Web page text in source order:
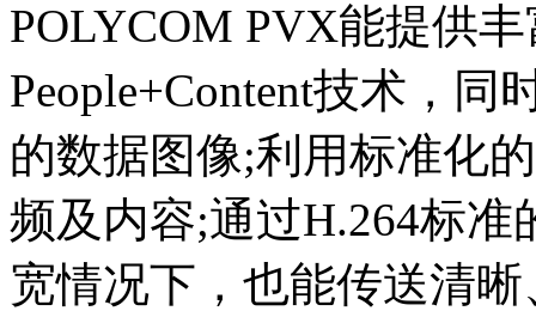
POLYCOM PVX能提供
People+Content技术，
的数据图像;利用标准化
频及内容;通过H.264标
宽情况下，也能传送清